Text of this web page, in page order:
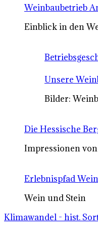
Weinbaubetrieb
Einblick in den
Unsere
Bilder:
Die Hessische
Impressionen
Erlebnispfad
Wein und Stein
Klimawandel - hist.